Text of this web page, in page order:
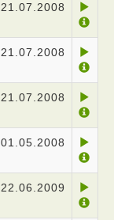
21.07.2008
21.07.2008
21.07.2008
01.05.2008
22.06.2009